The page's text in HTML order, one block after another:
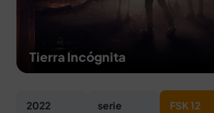
Tierra Incógnita
2022 serie FSK 12